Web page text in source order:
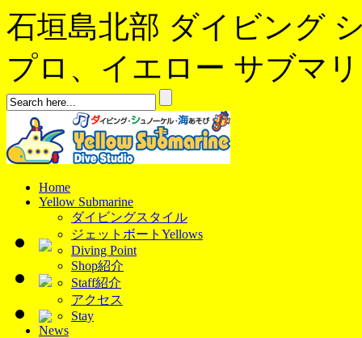
石垣島北部 ダイビング
プロ、イエロー サブマ
Home
Yellow Submarine
ダイビングスタイル
ジェットボートYellows
Diving Point
Shop紹介
Staff紹介
アクセス
Stay
News